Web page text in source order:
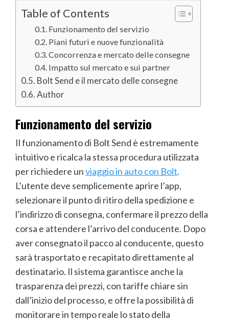
Table of Contents
Funzionamento del servizio
Piani futuri e nuove funzionalità
Concorrenza e mercato delle consegne
Impatto sul mercato e sui partner
Bolt Send e il mercato delle consegne
Author
Funzionamento del servizio
Il funzionamento di Bolt Send è estremamente
intuitivo e ricalca la stessa procedura utilizzata
per richiedere unviaggio in auto con Bolt.
L’utente deve semplicemente aprire l’app,
selezionare il punto di ritiro della spedizione e
l’indirizzo di consegna, confermare il prezzo della
corsa e attendere l’arrivo del conducente. Dopo
aver consegnato il pacco al conducente, questo
sarà trasportato e recapitato direttamente al
destinatario. Il sistema garantisce anche la
trasparenza dei prezzi, con tariffe chiare sin
dall’inizio del processo, e offre la possibilità di
monitorare in tempo reale lo stato della